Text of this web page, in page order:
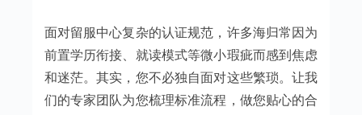
面对留服中心复杂的认证规范，许多海归常因为
前置学历衔接、就读模式等微小瑕疵而感到焦虑
和迷茫。其实，您不必独自面对这些繁琐。让我
们的专家团队为您梳理标准流程，做您贴心的合